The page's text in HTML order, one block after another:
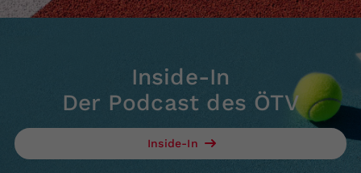
Inside-In
Der Podcast des ÖTV
Inside-In